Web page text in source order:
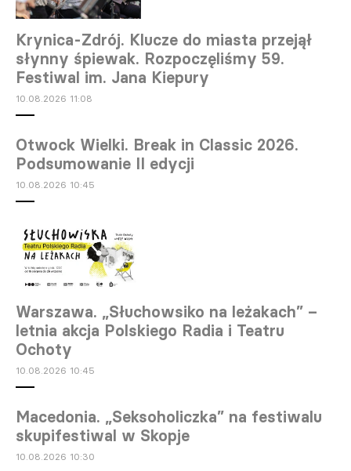
Krynica-Zdrój. Klucze do miasta przejął
słynny śpiewak. Rozpoczęliśmy 59.
Festiwal im. Jana Kiepury
10.08.2026 11:08
Otwock Wielki. Break in Classic 2026.
Podsumowanie II edycji
10.08.2026 10:45
Warszawa. „Słuchowsiko na leżakach” –
letnia akcja Polskiego Radia i Teatru
Ochoty
10.08.2026 10:45
Macedonia. „Seksoholiczka” na festiwalu
skupifestiwal w Skopje
10.08.2026 10:30